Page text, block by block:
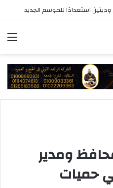
استعدادًا للموسم الجديد
ومدير
حميات